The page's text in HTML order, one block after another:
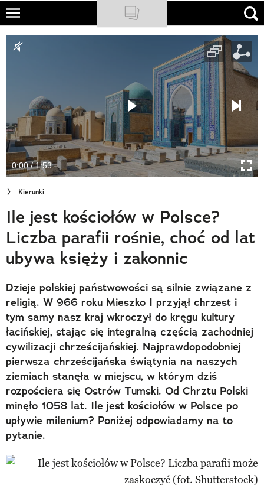
Skip
main
NATIONAL GEOGRAPHIC
Sklep
Newsletter
Cuda Polski
Wielki Konkurs Fotograficzny
Trendbook Podróżniczy
Polecane
0:00 / 1:53
Kierunki
Ile jest kościołów w Polsce?
Liczba parafii rośnie, choć od lat
ubywa księży i zakonnic
Dzieje polskiej państwowości są silnie związane z
religią. W 966 roku Mieszko I przyjął chrzest i
tym samy nasz kraj wkroczył do kręgu kultury
łacińskiej, stając się integralną częścią zachodniej
cywilizacji chrześcijańskiej. Najprawdopodobniej
pierwsza chrześcijańska świątynia na naszych
ziemiach stanęła w miejscu, w którym dziś
rozpościera się Ostrów Tumski. Od Chrztu Polski
minęło 1058 lat. Ile jest kościołów w Polsce po
upływie milenium? Poniżej odpowiadamy na to
pytanie.